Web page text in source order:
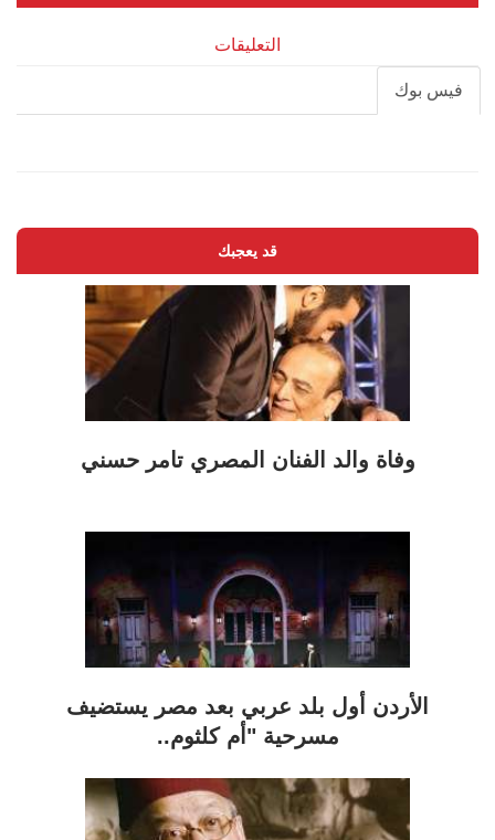
التعليقات
فيس بوك
قد يعجبك
وفاة والد الفنان المصري تامر حسني
الأردن أول بلد عربي بعد مصر يستضيف
مسرحية "أم كلثوم..